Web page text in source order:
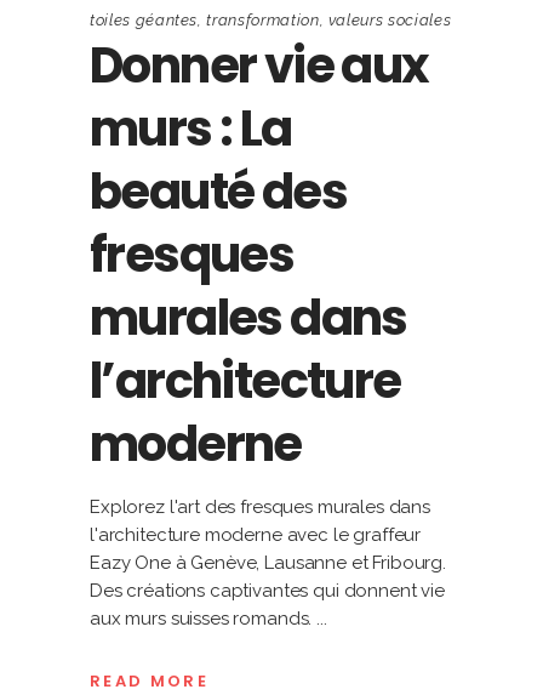
toiles géantes ,transformation valeurs sociales
Donner vie aux
murs : La
beauté des
fresques
murales dans
l’architecture
moderne
Explorez l'art des fresques murales dans
l'architecture moderne avec le graffeur
Eazy One à Genève, Lausanne et Fribourg.
Des créations captivantes qui donnent vie
aux murs suisses romands.
READ MORE